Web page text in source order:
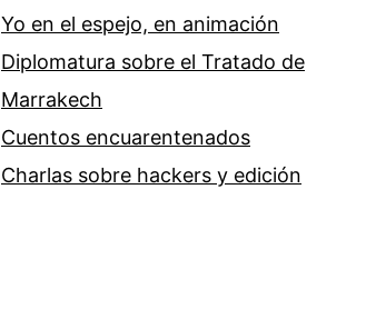
Yo en el espejo, en animación
Diplomatura sobre el Tratado de
Marrakech
Cuentos encuarentenados
Charlas sobre hackers y edición